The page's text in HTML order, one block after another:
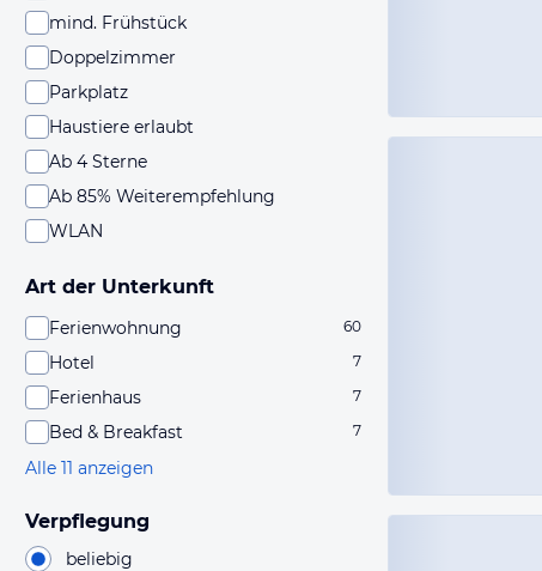
mind. Frühstück
Doppelzimmer
Parkplatz
Haustiere erlaubt
Ab 4 Sterne
Ab 85% Weiterempfehlung
WLAN
Art der Unterkunft
Ferienwohnung 60
Hotel 7
Ferienhaus 7
Bed & Breakfast 7
Alle 11 anzeigen
Verpflegung
beliebig